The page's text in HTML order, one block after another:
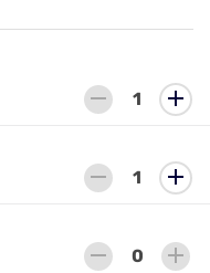
remove add
remove add
remove add